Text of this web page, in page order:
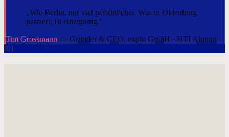
„Wie Berlin, nur viel persönlicher. Was in Oldenburg
passiert, ist einzigartig."
Tim Grossmann — Gründer & CEO, explo GmbH · HTI Alumni
/01